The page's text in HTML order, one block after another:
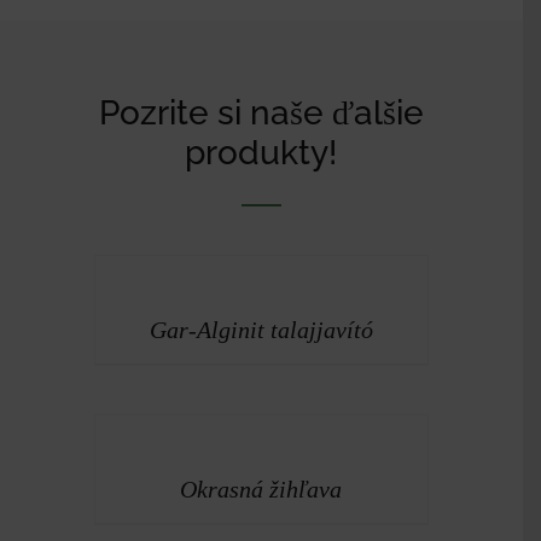
Pozrite si naše ďalšie
produkty!
Gar-Alginit talajjavító
Okrasná žihľava